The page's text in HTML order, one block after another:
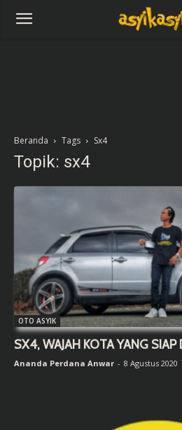
Beranda Tags Sx4
Topik: sx4
OTO ASYIK
SX4, WAJAH KOTA YANG SIAP
Ananda Perdana Anwar - 8 Agustus 2020